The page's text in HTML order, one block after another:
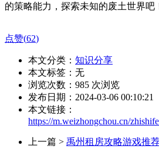
的策略能力，探索未知的废土世界吧
点赞(62)
本文分类： 知识分享
本文标签：无
浏览次数： 985 次浏览
发布日期：2024-03-06 00:10:21
本文链接：
https://m.weizhongchou.cn/
上一篇 > 禹州租房攻略游戏推